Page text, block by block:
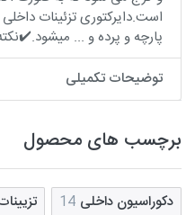
است.دایرکتوری تزئینات
پارچه و پرده و ...
توضیحات تکمیلی
برچسب های محصول
دکوراسیون داخلی 14